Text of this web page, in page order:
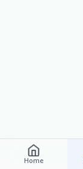
Home